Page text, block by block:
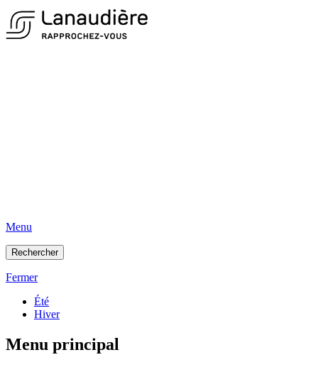
Menu
Rechercher
Fermer
Été
Hiver
Menu principal